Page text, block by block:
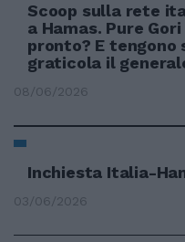
Scoop sulla rete
a Hamas. Pure
pronto? E tengono
graticola il
08/06/2026
Inchiesta Italia-
03/06/2026